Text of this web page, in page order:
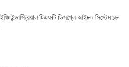
ইন্ডাস্ট্রিয়াল টিএফটি ডিসপ্লে আই৮০ সিস্টেম ১৮